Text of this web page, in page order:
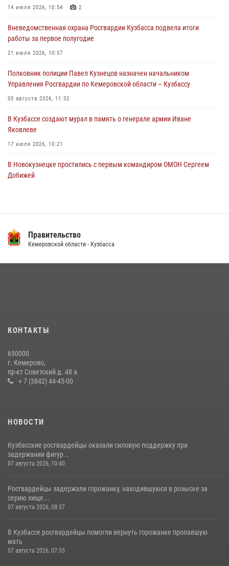
06 августа 2026, 09:18
Росгвардейцы задержали мужчину, повредившего имущество
горожанки
06 августа 2026, 08:17
Росгвардейцы пресекли противоправные действия и защитили
новокузнечанку от агрессивного знакомого
06 августа 2026, 07:16
14 июля 2026, 10:54 2
Вневедомственная охрана Росгвардии Кузбасса подвела итоги
работы за первое полугодие
21 июля 2026, 10:57
Полковник полиции Павел Кузнецов назначен начальником
Управления Росгвардии по Кемеровской области – Кузбассу
03 августа 2026, 11:32
В Кузбассе создают мурал в память о генерале армии Иване
Яковлеве
17 июля 2026, 10:21
В Новокузнецке простились с первым командиром ОМОН Сергеем
Добижей
14 июля 2026, 08:52 1
20 июля 2026, 08:52
гипермаркета товары на 13 тысяч рублей (ВИДЕО)
16 июля 2026, 06:43
Правительство
Кемеровской области - Кузбасса
КОНТАКТЫ
650000
г. Кемерово,
пр-кт Советский д. 48 а
+ 7 (3842) 44-45-00
НОВОСТИ
Кузбасские росгвардейцы оказали силовую поддержку при
задержании фигур...
07 августа 2026, 10:40
Росгвардейцы задержали горожанку, находившуюся в розыске за
серию хище...
07 августа 2026, 08:37
В Кузбассе росгвардейцы помогли вернуть горожанке пропавшую
мать
07 августа 2026, 07:35